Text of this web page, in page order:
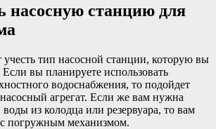
насосную станцию для
тип насосной станции, которую вы
вы планируете использовать
водоснабжения, то подойдет
агрегат. Если же вам нужна
из колодца или резервуара, то вам
с погружным механизмом.